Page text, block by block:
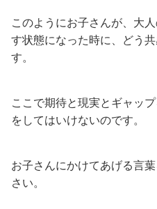
このようにお子さんが、大
す状態になった時に、どう
す。
ここで期待と現実とギャッ
をしてはいけないのです。
お子さんにかけてあげる言
さい。